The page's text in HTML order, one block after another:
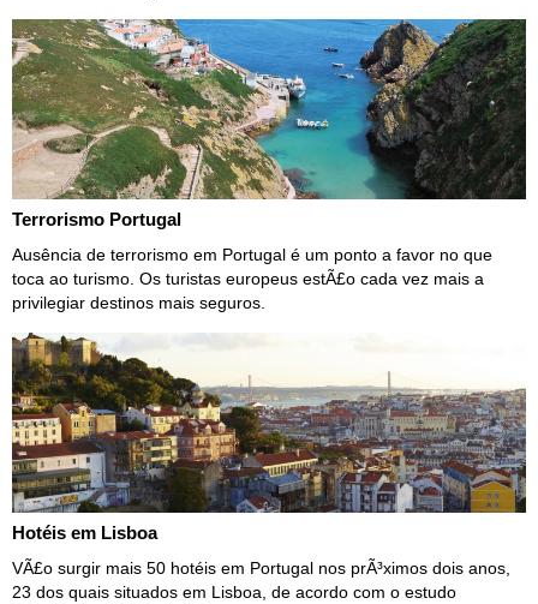
Terrorismo Portugal
Ausência de terrorismo em Portugal é um ponto a favor no que
toca ao turismo. Os turistas europeus estÃ£o cada vez mais a
privilegiar destinos mais seguros.
Hotéis em Lisboa
VÃ£o surgir mais 50 hotéis em Portugal nos prÃ³ximos dois anos,
23 dos quais situados em Lisboa, de acordo com o estudo